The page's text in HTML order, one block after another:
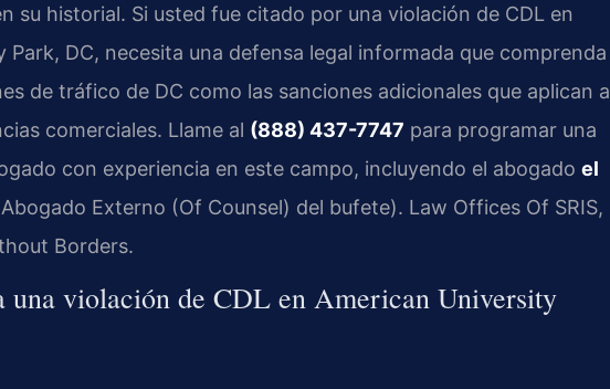
su historial. Si usted fue citado por una violación de CDL en
Park, DC, necesita una defensa legal informada que comprenda
de tráfico de DC como las sanciones adicionales que aplican a
comerciales. Llame al (888) 437-7747 para programar una
con experiencia en este campo, incluyendo el abogado el
Externo (Of Counsel) del bufete). Law Offices Of SRIS,
Borders.
una violación de CDL en American University